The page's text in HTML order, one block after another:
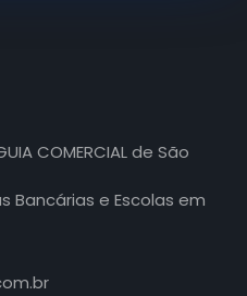
COMERCIAL de São
Bancárias e Escolas em